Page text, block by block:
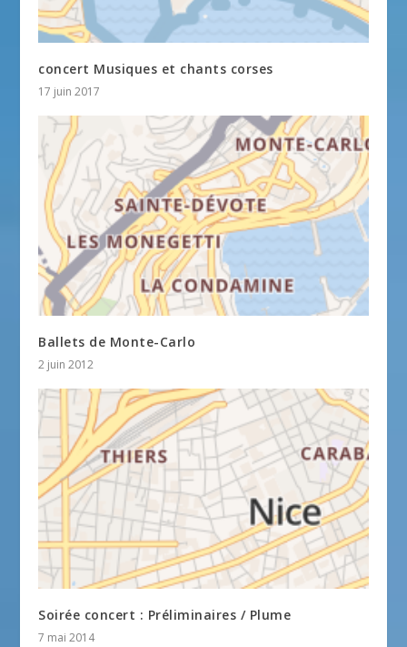
concert Musiques et chants corses
17 juin 2017
Ballets de Monte-Carlo
2 juin 2012
Soirée concert : Préliminaires / Plume
7 mai 2014